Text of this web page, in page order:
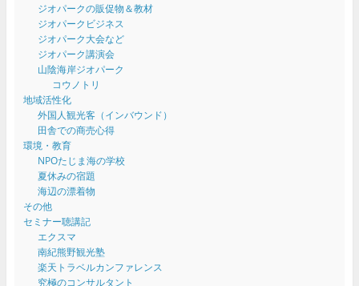
ジオパークの販促物＆教材
ジオパークビジネス
ジオパーク大会など
ジオパーク講演会
山陰海岸ジオパーク
コウノトリ
地域活性化
外国人観光客（インバウンド）
田舎での商売心得
環境・教育
NPOたじま海の学校
夏休みの宿題
海辺の漂着物
その他
セミナー聴講記
エクスマ
南紀熊野観光塾
楽天トラベルカンファレンス
究極のコンサルタント